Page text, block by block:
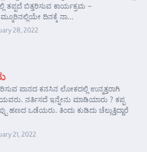
ತಪ್ಪದೆ ಬಿತ್ತರಿಸುವ ಕಾರ್ಯಕ್ರಮ –
ದಿನಕ್ಕೆ ನಾ...
28, 2022
ಪಾನದ ಕನಸಿನ ಲೋಕದಲ್ಲಿ ಉನ್ಮತ್ತರಾಗಿ
ನರ್ತಿಸದೆ ಇನ್ನೇನು ಮಾಡಿಯಾರು ? ಕಪ್ಪ
ಹಣದ ಒಡೆಯರು. ತಿಂದು ಕುಡಿದು ಚೆಲ್ಲುತ್ತಿದ್ದಾರೆ
21, 2022